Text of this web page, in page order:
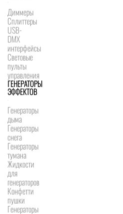
Диммеры
Сплиттеры
USB-
DMX
интерфейсы
Световые
пульты
управления
ГЕНЕРАТОРЫ
ЭФФЕКТОВ
Генераторы
дыма
Генераторы
снега
Генераторы
тумана
Жидкости
для
генераторов
Конфетти
пушки
Генераторы